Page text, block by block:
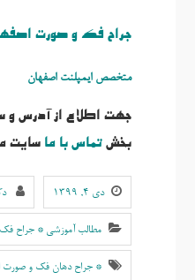
جراح فک و صورت
متخصص ايمپلنت اصفهان
جهت اطلاع از آدرس و
بخش تماس با ما سایت
دی ۴, ۱۳۹۹
مطالب آموزشی * جراح
* جراح دهان فک و صورت